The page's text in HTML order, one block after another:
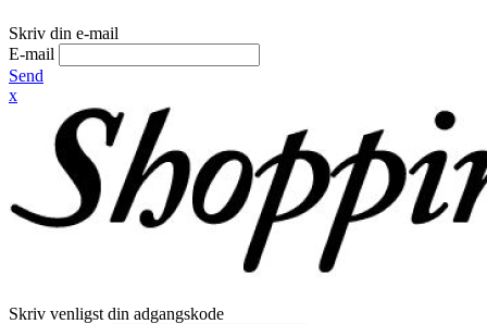
Skriv din e-mail
E-mail
Send
x
Skriv venligst din adgangskode